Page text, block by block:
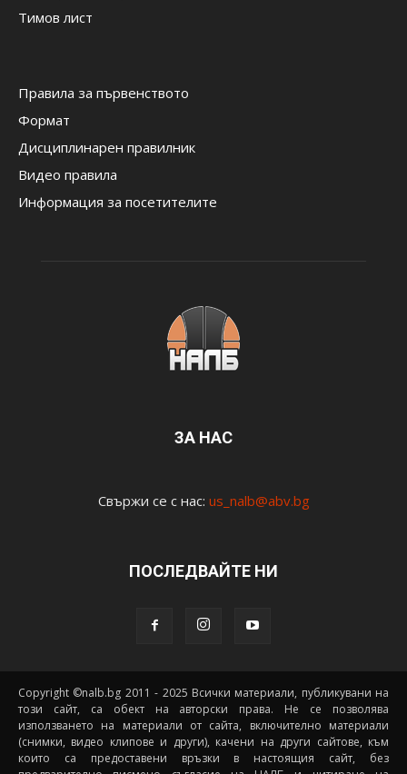
Тимов лист
Правила за първенството
Формат
Дисциплинарен правилник
Видео правила
Информация за посетителите
ЗА НАС
Свържи се с нас: us_nalb@abv.bg
ПОСЛЕДВАЙТЕ НИ
Copyright ©nalb.bg 2011 - 2025 Всички материали, публикувани на
този сайт, са обект на авторски права. Не се позволява
използването на материали от сайта, включително материали
(снимки, видео клипове и други), качени на други сайтове, към
които са предоставени връзки в настоящия сайт, без